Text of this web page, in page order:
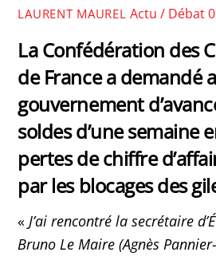
LAURENT MAUREL Actu / Débat0
La Confédération des
de France a demandé
gouvernement
soldes d’une semaine
pertes de chiffre
par les blocages des
« J’ai rencontré la secrétaire
Bruno Le Maire (Agnès